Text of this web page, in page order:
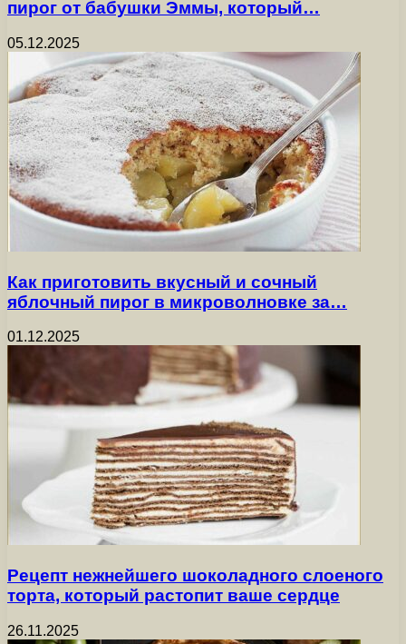
пирог от бабушки Эммы, который…
05.12.2025
Как приготовить вкусный и сочный
яблочный пирог в микроволновке за…
01.12.2025
Рецепт нежнейшего шоколадного слоеного
торта, который растопит ваше сердце
26.11.2025